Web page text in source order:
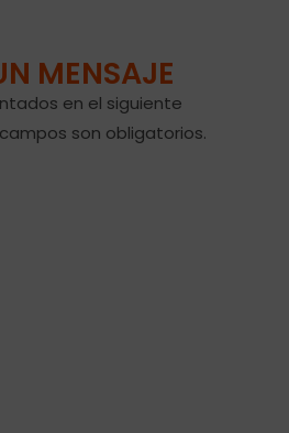
MENSAJE
en el siguiente
son obligatorios.